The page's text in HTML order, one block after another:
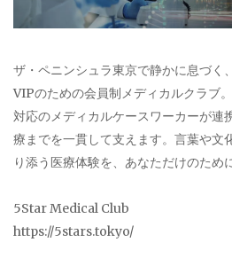
ザ・ペニンシュラ東京で静かに息づく
VIPのための会員制メディカルクラブ
対応のメディカルケースワーカーが連
療までを一貫して支えます。言葉や文
り添う医療体験を、あなただけのために
5Star Medical Club
https://5stars.tokyo/